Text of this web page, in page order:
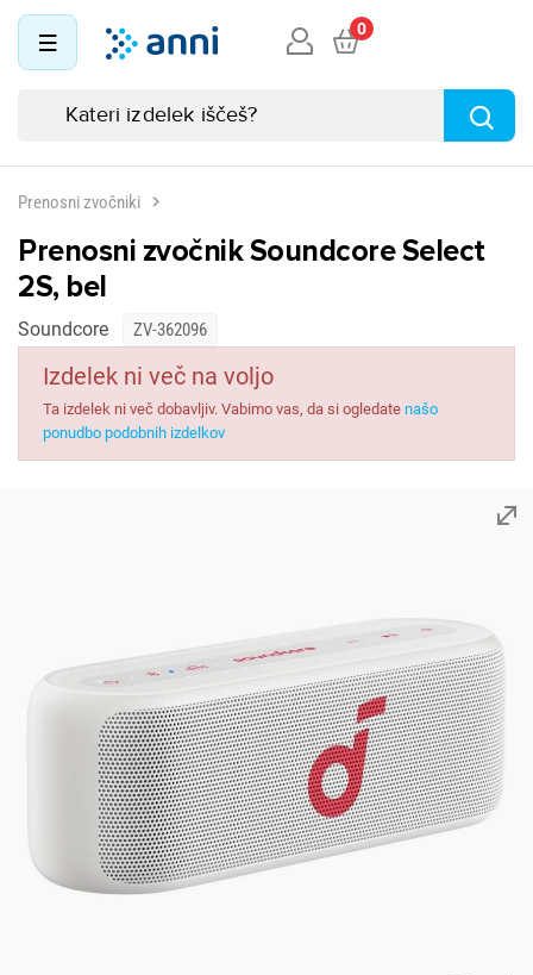
0
Prenosni zvočniki
Prenosni zvočnik Soundcore Select
2S, bel
Soundcore ZV-362096
Izdelek ni več na voljo
Ta izdelek ni več dobavljiv. Vabimo vas, da si ogledate našo
ponudbo podobnih izdelkov